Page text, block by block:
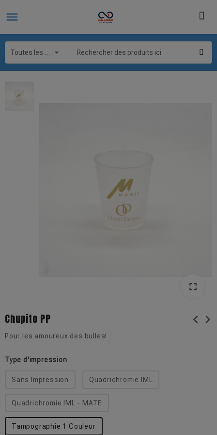
fullscreen
Chupito PP chevron_left chevron_right
Pour les amoureux des bulles!
Type d'impression
Sans Impression Quadrichromie IML
Quadrichromie IML - MATE
Tampographie 1 Couleur